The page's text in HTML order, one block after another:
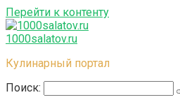
Перейти к контенту
1000salatov.ru
Кулинарный портал
Поиск: